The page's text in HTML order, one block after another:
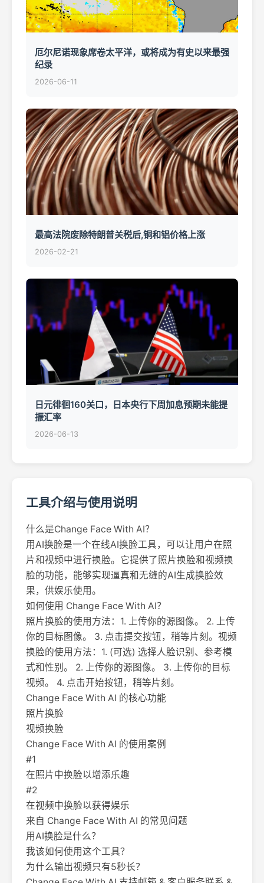
厄尔尼诺现象席卷太平洋，或将成为有史以来最强
纪录
2026-06-11
最高法院废除特朗普关税后,铜和铝价格上涨
2026-02-21
日元徘徊160关口，日本央行下周加息预期未能提
振汇率
2026-06-13
工具介绍与使用说明
什么是Change Face With AI？
用AI换脸是一个在线AI换脸工具，可以让用户在照
片和视频中进行换脸。它提供了照片换脸和视频换
脸的功能，能够实现逼真和无缝的AI生成换脸效
果，供娱乐使用。
如何使用 Change Face With AI？
照片换脸的使用方法：1. 上传你的源图像。 2. 上传
你的目标图像。 3. 点击提交按钮，稍等片刻。视频
换脸的使用方法：1. (可选) 选择人脸识别、参考模
式和性别。 2. 上传你的源图像。 3. 上传你的目标
视频。 4. 点击开始按钮，稍等片刻。
Change Face With AI 的核心功能
照片换脸
视频换脸
Change Face With AI 的使用案例
#1
在照片中换脸以增添乐趣
#2
在视频中换脸以获得娱乐
来自 Change Face With AI 的常见问题
用AI换脸是什么？
我该如何使用这个工具？
为什么输出视频只有5秒长？